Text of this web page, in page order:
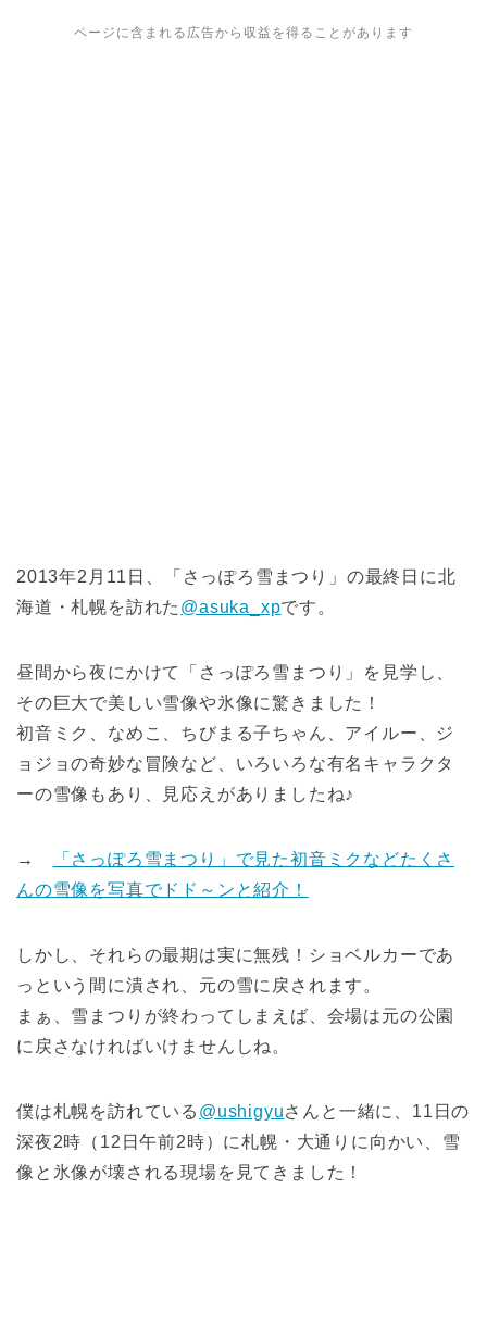
ページに含まれる広告から収益を得ることがあります
2013年2月11日、「さっぽろ雪まつり」の最終日に北
海道・札幌を訪れた @asuka_xpです。
昼間から夜にかけて「さっぽろ雪まつり」を見学し、
その巨大で美しい雪像や氷像に驚きました！
初音ミク、なめこ、ちびまる子ちゃん、アイルー、ジ
ョジョの奇妙な冒険など、いろいろな有名キャラクタ
ーの雪像もあり、見応えがありましたね♪
→
「さっぽろ雪まつり」で見た初音ミクなどたくさ
んの雪像を写真でドド～ンと紹介！
しかし、それらの最期は実に無残！ショベルカーであ
っという間に潰され、元の雪に戻されます。
まぁ、雪まつりが終わってしまえば、会場は元の公園
に戻さなければいけませんしね。
僕は札幌を訪れている @ushigyuさんと一緒に、11日の
深夜2時（12日午前2時）に札幌・大通りに向かい、雪
像と氷像が壊される現場を見てきました！